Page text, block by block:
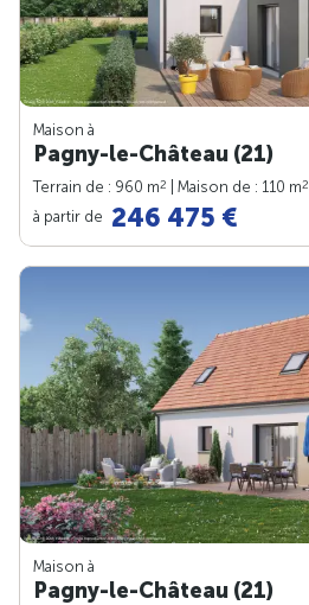
Maison à
Pagny-le-Château (21)
Terrain de : 960 m2 | Maison de : 110 m2
à partir de 246 475 €
Maison à
Pagny-le-Château (21)